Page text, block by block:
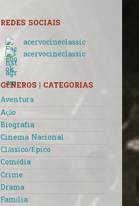
REDES SOCIAIS
acervocineclassic
acervocineclassic
GÊNEROS | CATEGORIAS
Aventura
Ação
Biografia
Cinema Nacional
Clássico/Épico
Comédia
Crime
Drama
Família